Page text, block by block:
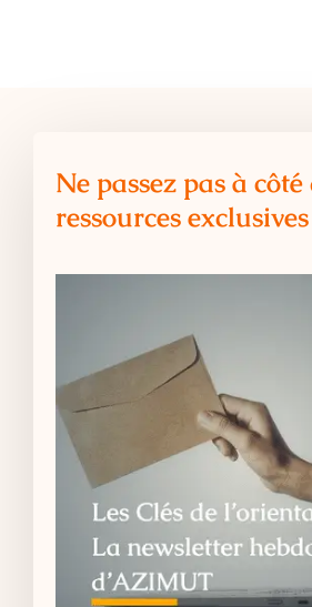
Ne passez pas à côté
ressources exclusives